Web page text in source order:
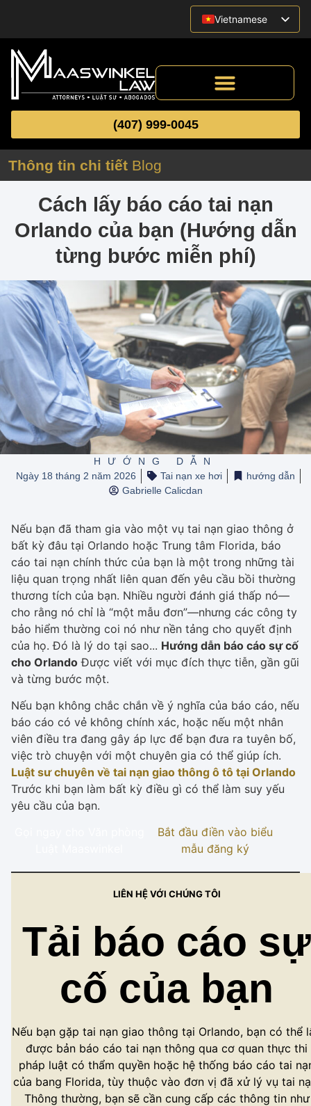
Vietnamese
English
Spanish
(407) 999-0045
Thông tin chi tiết Blog
Cách lấy báo cáo tai nạn
Orlando của bạn (Hướng dẫn
từng bước miễn phí)
HƯỚNG DẪN
Ngày 18 tháng 2 năm 2026
Tai nạn xe hơi
hướng dẫn
Gabrielle Calicdan
Nếu bạn đã tham gia vào một vụ tai nạn giao thông ở
bất kỳ đâu tại Orlando hoặc Trung tâm Florida, báo
cáo tai nạn chính thức của bạn là một trong những tài
liệu quan trọng nhất liên quan đến yêu cầu bồi thường
thương tích của bạn. Nhiều người đánh giá thấp nó—
cho rằng nó chỉ là “một mẫu đơn”—nhưng các công ty
bảo hiểm thường coi nó như nền tảng cho quyết định
của họ. Đó là lý do tại sao... Hướng dẫn báo cáo sự cố
cho Orlando Được viết với mục đích thực tiễn, gần gũi
và từng bước một.
Nếu bạn không chắc chắn về ý nghĩa của báo cáo, nếu
báo cáo có vẻ không chính xác, hoặc nếu một nhân
viên điều tra đang gây áp lực để bạn đưa ra tuyên bố,
việc trò chuyện với một chuyên gia có thể giúp ích.
Luật sư chuyên về tai nạn giao thông ô tô tại Orlando
Trước khi bạn làm bất kỳ điều gì có thể làm suy yếu
yêu cầu của bạn.
Bắt đầu điền vào biểu
mẫu đăng ký
LIÊN HỆ VỚI CHÚNG TÔI
Tải báo cáo sự
cố của bạn
Nếu bạn gặp tai nạn giao thông tại Orlando, bạn có thể
được bản báo cáo tai nạn thông qua cơ quan thực thi
pháp luật có thẩm quyền hoặc hệ thống báo cáo tai
của bang Florida, tùy thuộc vào đơn vị đã xử lý vụ tai
Thông thường, bạn sẽ cần cung cấp các thông tin như